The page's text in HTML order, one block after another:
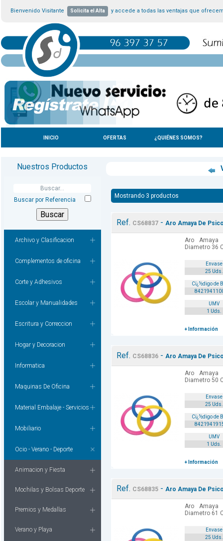
Bienvenido Visitante Solicita el Alta y accede a todas las ventajas que
INICIO OFERTAS ¿QUIÉNES SOMOS?
Nuestros Productos
Buscar por Referencia
Archivo y Clasificacion
Complementos de oficina
Corte y Adhesivos
Escolar y Manualidades
Escritura y Correccion
Hogar y Decoracion
Informatica
Maquinas De Oficina
Material Embalaje - Servicios
Mobiliario
Ocio - Verano - Deporte
Animacion y Fiesta
Mochilas y Bolsas Deporte
Premios y Medallas
Verano y Playa
Mostrando 3 productos
Ref. CS68837- Aro Amaya De
Aro Amaya
Diametro 36
Envase
25 Uds.
Cï¿½digo de
UMV
1 Uds.
+ Información
Ref. CS68836- Aro Amaya De
Aro Amaya
Diametro 50
Envase
25 Uds.
Cï¿½digo de
UMV
1 Uds.
+ Información
Ref. CS68835- Aro Amaya De
Aro Amaya
Diametro 61
Envase
25 Uds.